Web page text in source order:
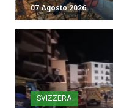
07 Agosto 2026
SVIZZERA